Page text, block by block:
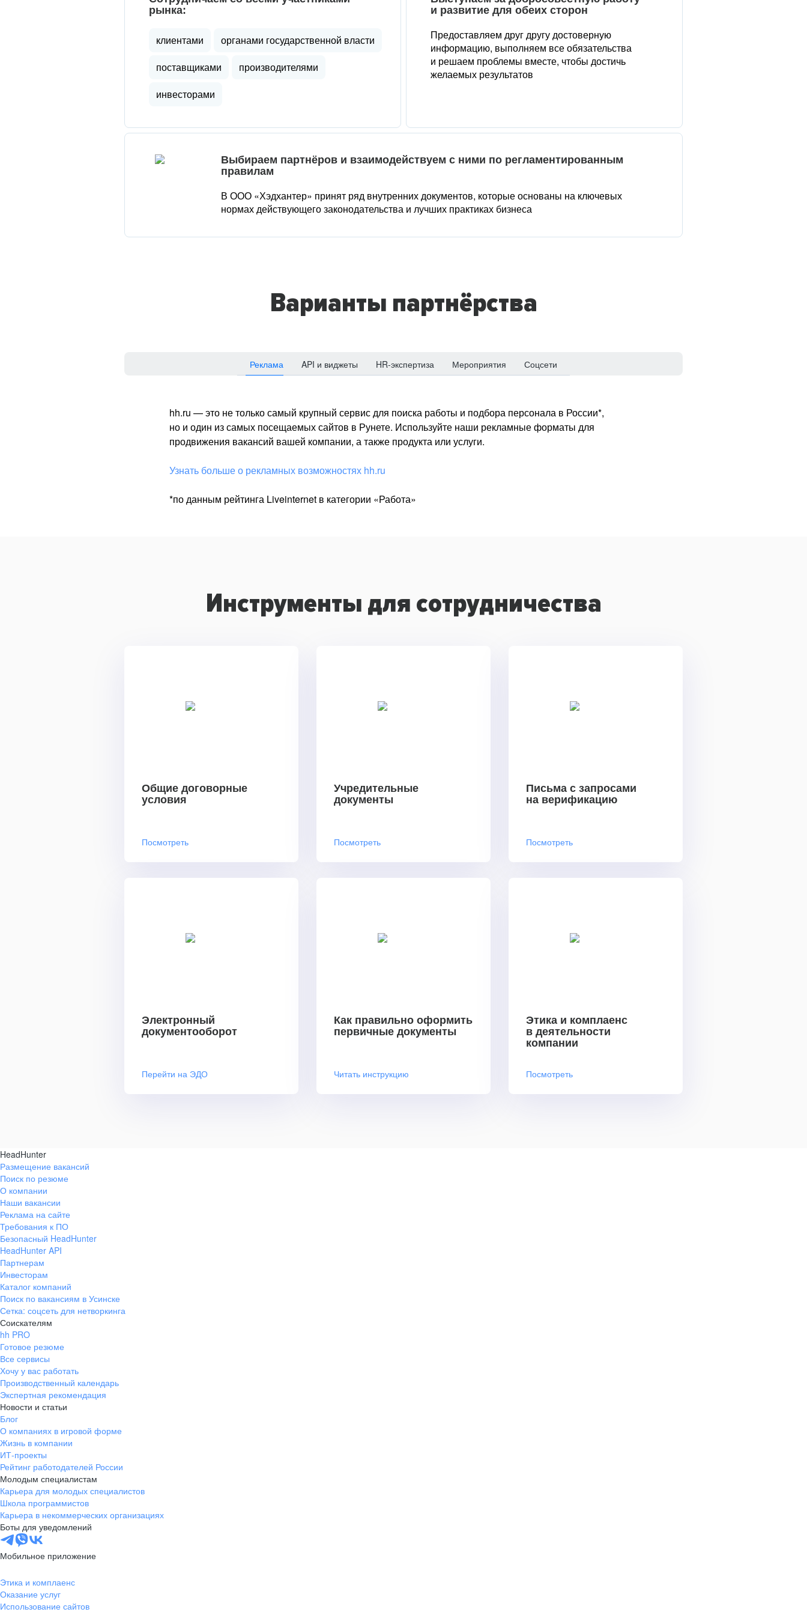
рынка:
клиентами
органами государственной власти
поставщиками
производителями
инвесторами
и развитие для обеих сторон
Предоставляем друг другу достоверную
информацию, выполняем все обязательства
и решаем проблемы вместе, чтобы достичь
желаемых результатов
Выбираем партнёров и взаимодействуем с ними по регламентированным
правилам
В ООО «Хэдхантер» принят ряд внутренних документов, которые основаны на ключевых
нормах действующего законодательства и лучших практиках бизнеса
Варианты партнёрства
Реклама API и виджеты HR-экспертиза Мероприятия Соцсети
hh.ru — это не только самый крупный сервис для поиска работы и подбора персонала в России*,
но и один из самых посещаемых сайтов в Рунете. Используйте наши рекламные форматы для
продвижения вакансий вашей компании, а также продукта или услуги.
Узнать больше о рекламных возможностях hh.ru
*по данным рейтинга Liveinternet в категории «Работа»
Инструменты для сотрудничества
Общие договорные
условия
Посмотреть
Учредительные
документы
Посмотреть
Письма с запросами
на верификацию
Посмотреть
Электронный
документооборот
Перейти на ЭДО
Как правильно оформить
первичные документы
Читать инструкцию
Этика и комплаенс
в деятельности
компании
Посмотреть
HeadHunter
Размещение вакансий
Поиск по резюме
О компании
Наши вакансии
Реклама на сайте
Требования к ПО
Безопасный HeadHunter
HeadHunter API
Партнерам
Инвесторам
Каталог компаний
Поиск по вакансиям в Усинске
Сетка: соцсеть для нетворкинга
Соискателям
hh PRO
Готовое резюме
Все сервисы
Хочу у вас работать
Производственный календарь
Экспертная рекомендация
Новости и статьи
Блог
О компаниях в игровой форме
Жизнь в компании
ИТ-проекты
Рейтинг работодателей России
Молодым специалистам
Карьера для молодых специалистов
Школа программистов
Карьера в некоммерческих организациях
Боты для уведомлений
Мобильное приложение
Этика и комплаенс
Оказание услуг
Использование сайтов